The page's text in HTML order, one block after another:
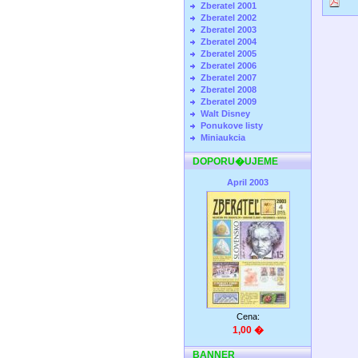
Zberatel 2001
Zberatel 2002
Zberatel 2003
Zberatel 2004
Zberatel 2005
Zberatel 2006
Zberatel 2007
Zberatel 2008
Zberatel 2009
Walt Disney
Ponukove listy
Miniaukcia
DOPORU�UJEME
April 2003
Cena:
1,00 �
BANNER